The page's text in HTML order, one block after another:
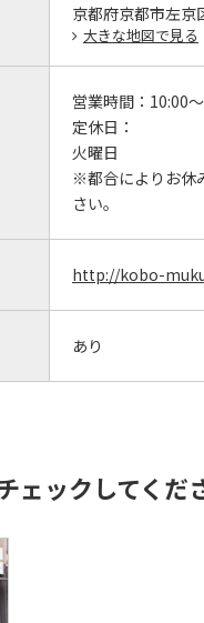
京都府京都市左京
大きな地図で見る
営業時間： 10:00
定休日：
火曜日
※都合によりお休
さい。
http://kobo-
あり
ェックしてくだ